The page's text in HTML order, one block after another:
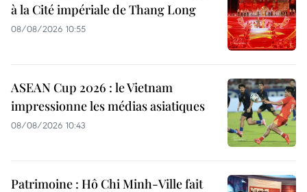
à la Cité impériale de Thang Long
08/08/2026 10:55
ASEAN Cup 2026 : le Vietnam
impressionne les médias asiatiques
08/08/2026 10:43
Patrimoine : Hô Chi Minh-Ville fait